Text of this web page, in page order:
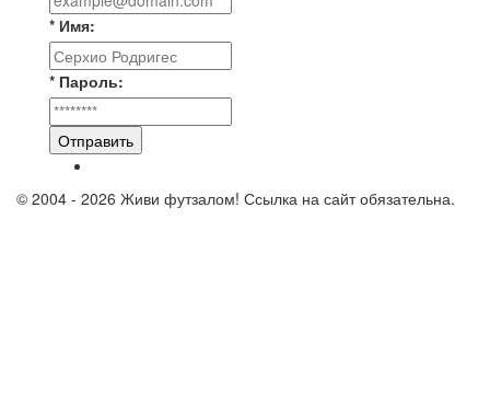
* Имя:
* Пароль:
Отправить
© 2004 - 2026 Живи футзалом! Ссылка на сайт обязательна.